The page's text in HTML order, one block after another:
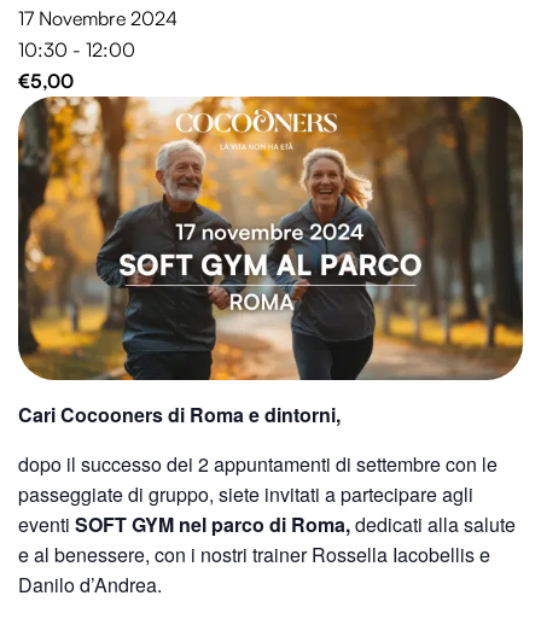
17 Novembre 2024
10:30 - 12:00
€5,00
Cari Cocooners di Roma e dintorni,
dopo il successo dei 2 appuntamenti di settembre con le
passeggiate di gruppo, siete invitati a partecipare agli
eventi SOFT GYM nel parco di Roma,dedicati alla salute
e al benessere, con i nostri trainer Rossella Iacobellis e
Danilo d’Andrea.